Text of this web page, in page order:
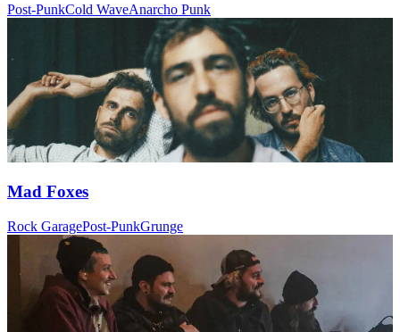
Post-PunkCold WaveAnarcho Punk
Mad Foxes
Rock GaragePost-PunkGrunge